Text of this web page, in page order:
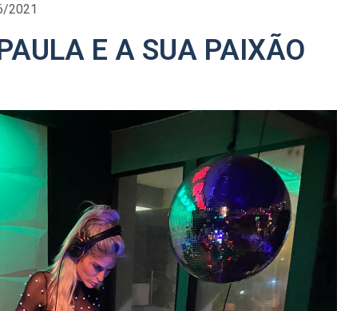
2021
E A SUA PAIXÃO